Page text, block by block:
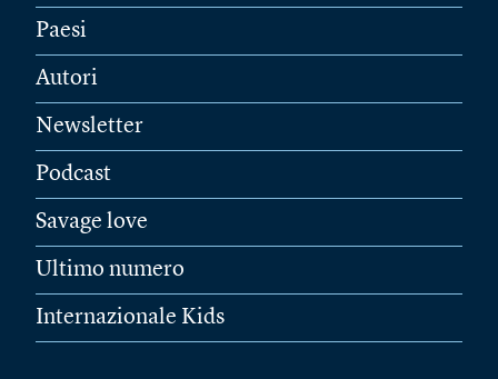
Paesi
Autori
Newsletter
Podcast
Savage love
Ultimo numero
Internazionale Kids